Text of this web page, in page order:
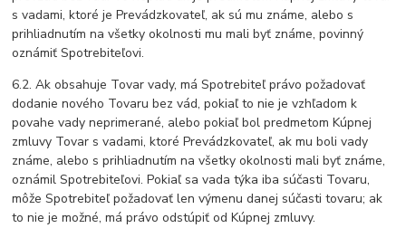
s vadami, ktoré je Prevádzkovateľ, ak sú mu známe, alebo s
prihliadnutím na všetky okolnosti mu mali byť známe, povinný
oznámiť Spotrebiteľovi.
6.2. Ak obsahuje Tovar vady, má Spotrebiteľ právo požadovať
dodanie nového Tovaru bez vád, pokiaľ to nie je vzhľadom k
povahe vady neprimerané, alebo pokiaľ bol predmetom Kúpnej
zmluvy Tovar s vadami, ktoré Prevádzkovateľ, ak mu boli vady
známe, alebo s prihliadnutím na všetky okolnosti mali byť známe,
oznámil Spotrebiteľovi. Pokiaľ sa vada týka iba súčasti Tovaru,
môže Spotrebiteľ požadovať len výmenu danej súčasti tovaru; ak
to nie je možné, má právo odstúpiť od Kúpnej zmluvy.